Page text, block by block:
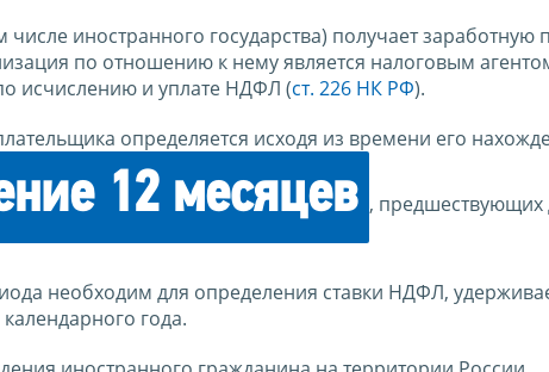
иностранного государства) получает заработную
по отношению к нему является налоговым
исчислению и уплате НДФЛ (ст. 226 НК РФ).
определяется исходя из времени его
12 месяцев , предшествующих
необходим для определения ставки НДФЛ,
года.